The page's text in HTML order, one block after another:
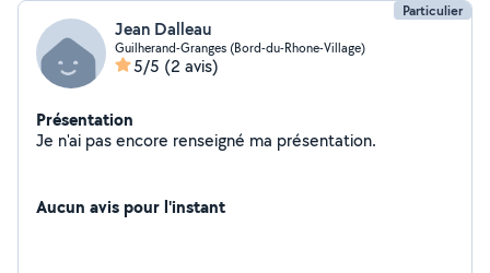
Particulier
Jean Dalleau
Guilherand-Granges (Bord-du-Rhone-Village)
5/5 (2 avis)
Présentation
Je n'ai pas encore renseigné ma présentation.
Aucun avis pour l'instant